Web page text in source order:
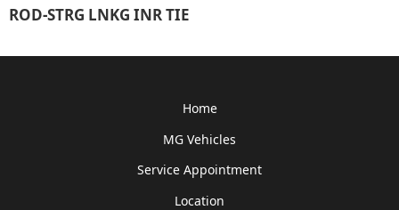
ROD-STRG LNKG INR TIE
Home
MG Vehicles
Service Appointment
Location